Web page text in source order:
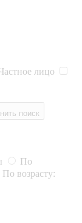
лицо
поиск
По
По возрасту: